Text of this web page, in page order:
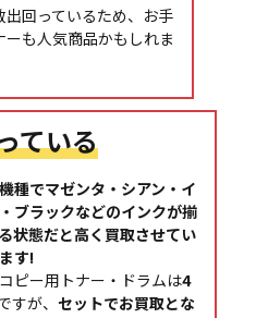
出回っているため、お手
ーも人気商品かもしれま
ている
種でマゼンタ・シアン・イ
ブラックなどのインクが揃
状態だと高く買取させてい
す!
ピー用トナー・ドラムは4
すが、 セットでお買取とな